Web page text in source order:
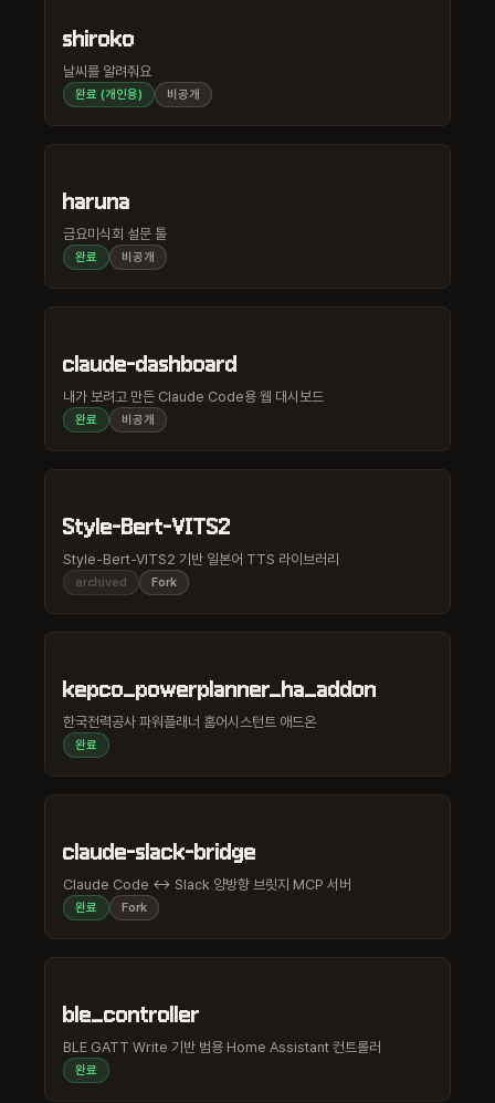
shiroko
날씨를 알려줘요
완료 (개인용) 비공개
haruna
금요미식회 설문 툴
완료 비공개
claude-dashboard
내가 보려고 만든 Claude Code용 웹 대시보드
완료 비공개
Style-Bert-VITS2
Style-Bert-VITS2 기반 일본어 TTS 라이브러리
archived Fork
kepco_powerplanner_ha_addon
한국전력공사 파워플래너 홈어시스턴트 애드온
완료
claude-slack-bridge
Claude Code ↔ Slack 양방향 브릿지 MCP 서버
완료 Fork
ble_controller
BLE GATT Write 기반 범용 Home Assistant 컨트롤러
완료